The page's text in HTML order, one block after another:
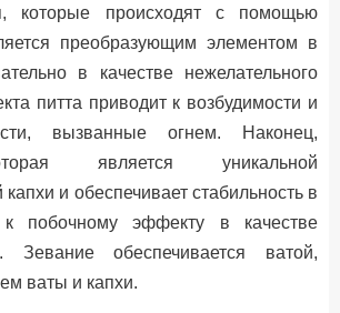
которые происходят с помощью
преобразующим элементом в
в качестве нежелательного
питта приводит к возбудимости и
вызванные огнем. Наконец,
является уникальной
капхи и обеспечивает стабильность в
побочному эффекту в качестве
Зевание обеспечивается ватой,
ваты и капхи.